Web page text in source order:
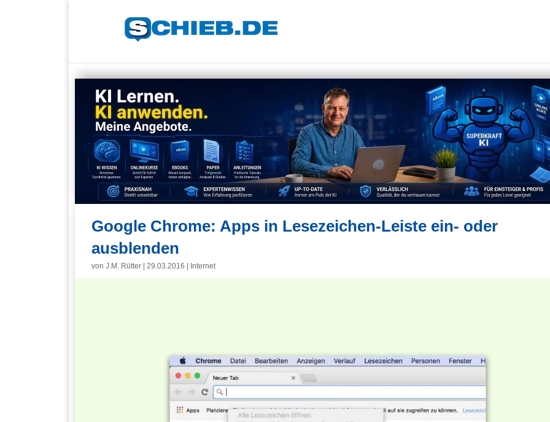
Google Chrome: Apps in Lesezeichen-Leiste ein- oder
ausblenden
von J.M. Rütter 29.03.2016 Internet